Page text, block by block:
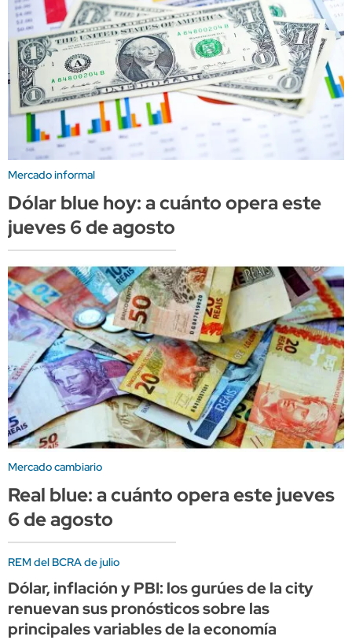
Mercado informal
Dólar blue hoy: a cuánto opera este
jueves 6 de agosto
Mercado cambiario
Real blue: a cuánto opera este jueves
6 de agosto
REM del BCRA de julio
Dólar, inflación y PBI: los gurúes de la city
renuevan sus pronósticos sobre las
principales variables de la economía